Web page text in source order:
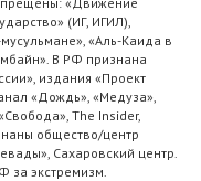
(ИГ, ИГИЛ),
«Аль-Каида в
В РФ признана
издания «Проект
«Дождь», «Медуза»,
The Insider,
общество/центр
Сахаровский центр.
за экстремизм.